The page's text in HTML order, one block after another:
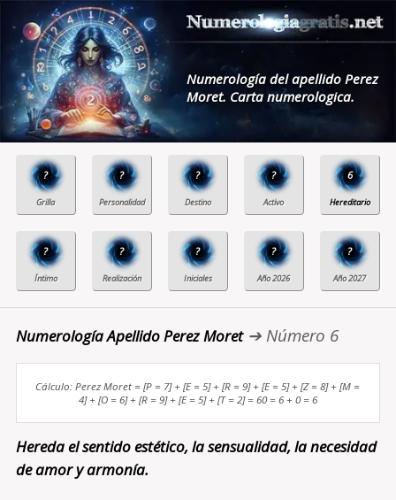
Numerología del apellido Perez
Moret. Carta numerologica.
? ? ? ? 6
? ? ? ? ?
Numerología Apellido Perez Moret➔ Número 6
Cálculo: Perez Moret = [P = 7] + [E = 5] + [R = 9] + [E = 5] + [Z = 8] + [M =
4] + [O = 6] + [R = 9] + [E = 5] + [T = 2] = 60 = 6 + 0 = 6
Hereda el sentido estético, la sensualidad, la necesidad
de amor y armonía.